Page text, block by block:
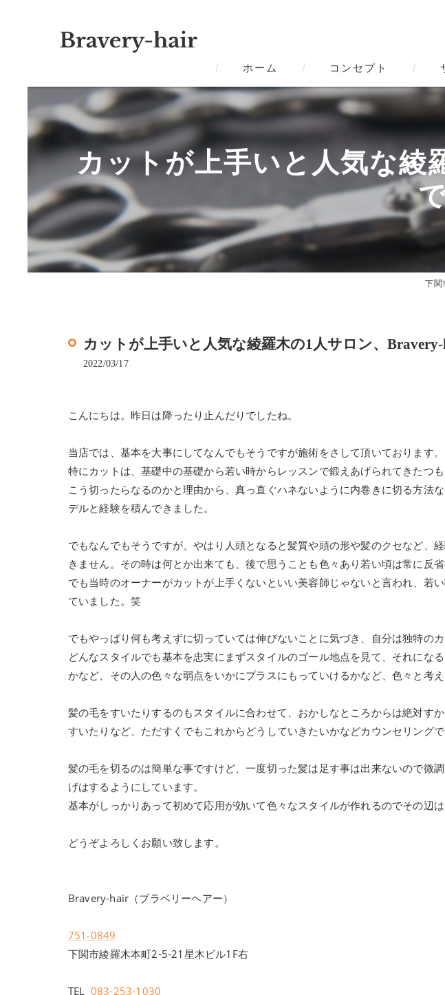
ホーム コンセプト
下関市の美容院･Bravery-
下関市の美容院･Bravery-
下関市の美容院･Bravery-
カットが上手いと人気な
下関
カットが上手いと人気な綾羅木の1人サロン、Bravery-
2022/03/17
こんにちは。昨日は降ったり止んだりでしたね。
当店では、基本を大事にしてなんでもそうですが施術をさして頂いております。
特にカットは、基礎中の基礎から若い時からレッスンで鍛えあげられてきたつ
こう切ったらなるのかと理由から、真っ直ぐハネないように内巻きに切る方法
デルと経験を積んできました。
でもなんでもそうですが、やはり人頭となると髪質や頭の形や髪のクセなど、
きません。その時は何とか出来ても、後で思うことも色々あり若い頃は常に反省
でも当時のオーナーがカットが上手くないといい美容師じゃないと言われ、若
ていました。笑
でもやっぱり何も考えずに切っていては伸びないことに気づき、自分は独特のカ
どんなスタイルでも基本を忠実にまずスタイルのゴール地点を見て、それにな
かなど、その人の色々な弱点をいかにプラスにもっていけるかなど、色々と考
髪の毛をすいたりするのもスタイルに合わせて、おかしなところからは絶対す
すいたりなど、ただすくでもこれからどうしていきたいかなどカウンセリング
髪の毛を切るのは簡単な事ですけど、一度切った髪は足す事は出来ないので微
げはするようにしています。
基本がしっかりあって初めて応用が効いて色々なスタイルが作れるのでその辺は
どうぞよろしくお願い致します。
Bravery-hair（ブラベリーヘアー）
751-0849
下関市綾羅木本町2-5-21星木ビル1F右
TEL 083-253-1030